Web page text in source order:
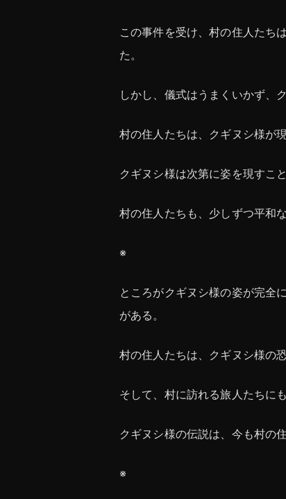
この事件を受け、村の住人たち
た。
しかし、儀式はうまくいかず、
村の住人たちは、クギヌシ様が
クギヌシ様は次第に姿を現すこ
村の住人たちも、少しずつ平和
※
ところがクギヌシ様の姿が完全
がある。
村の住人たちは、クギヌシ様の
そして、村に訪れる旅人たちに
クギヌシ様の伝説は、今も村の
※